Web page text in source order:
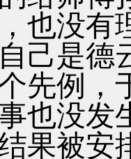
也没有
己是德
先例，
也没发
果被安